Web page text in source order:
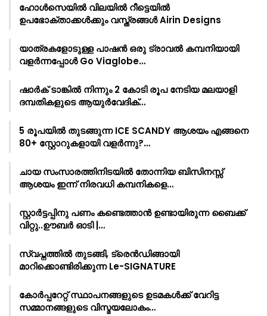
ഹോൾസെയിൽ വിലയിൽ റീട്ടെയിൽ
ഉപഭോക്താക്കൾക്കും വസ്ത്രങ്ങൾ Airin Designs
യാത്രകളോടുള്ള പാഷൻ ഒരു ട്രാവൽ കമ്പനിയായി
വളർന്നപ്പോൾ Go Viaglobe…
ഷാർക്‌ ടാങ്കിൽ നിന്നും 2 കോടി രൂപ നേടിയ മലയാളി
ദമ്പതികളുടെ ആയുർവേദിക്…
5 രൂപയിൽ തുടങ്ങുന്ന ICE SCANDY ആശയം എങ്ങനെ
80+ സ്റ്റോറുകളായി വളർന്നു?…
ചായ സംസാരത്തിനിടയിൽ തോന്നിയ ബിസിനസ്സ്
ആശയം ഇന്ന് നിരവധി കമ്പനികളെ…
സ്റ്റാർട്ടപ്പിനു പണം കണ്ടെത്താൻ ഉണ്ടായിരുന്ന ബൈക്ക്
വിറ്റു..ഊബർ ഓടി |…
സ്വപ്നത്തിൽ തുടങ്ങി, ട്രെൻഡിങ്ങായി
മാറിക്കൊണ്ടിരിക്കുന്ന Le-SIGNATURE
കോർപ്പറേറ്റ് സ്ഥാപനങ്ങളുടെ ഉടമകൾക്ക് വേറിട്ട
സമ്മാനങ്ങളുടെ വിസ്മയലോകം…